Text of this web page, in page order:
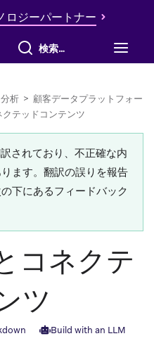
ロジーパートナー
すべて検索
析 > 顧客データプラットフォー
テッドコンテンツ
されており、不正確な内
ます。翻訳の誤りを報告
下にあるフィードバック
コネクテ
ツ
Build with an LLM